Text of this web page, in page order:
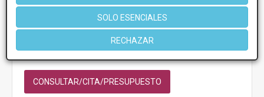
SOLO ESENCIALES
RECHAZAR
PRIMERA CONSULTA GRATUITA & FINANCIACIÓN A
MEDIDA
Tratamientos desde 50€
CONSULTAR/CITA/PRESUPUESTO